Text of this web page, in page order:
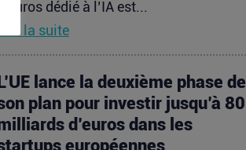
d’euros dédié à l’IA est...
Lire la suite
lance la deuxième phase de
plan pour investir jusqu’à 80
d’euros dans les
européennes